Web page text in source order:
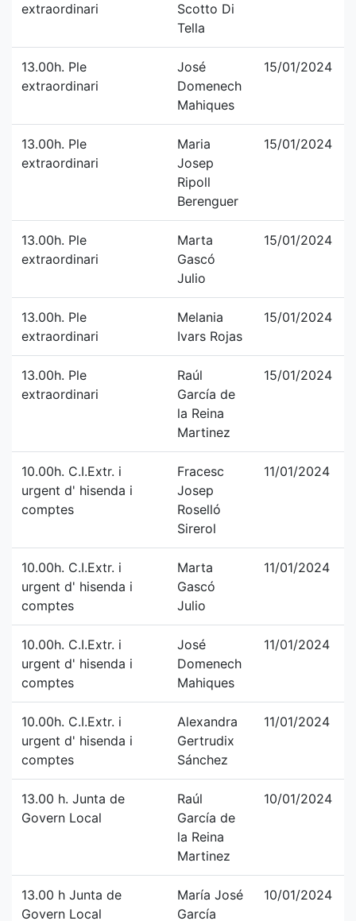
extraordinari
Scotto Di
Tella
13.00h. Ple
extraordinari
José
Domenech
Mahiques
15/01/2024
13.00h. Ple
extraordinari
Maria
Josep
Ripoll
Berenguer
15/01/2024
13.00h. Ple
extraordinari
Marta
Gascó
Julio
15/01/2024
13.00h. Ple
extraordinari
Melania
Ivars Rojas
15/01/2024
13.00h. Ple
extraordinari
Raúl
García de
la Reina
Martinez
15/01/2024
10.00h. C.I.Extr. i
urgent d' hisenda i
comptes
Fracesc
Josep
Roselló
Sirerol
11/01/2024
10.00h. C.I.Extr. i
urgent d' hisenda i
comptes
Marta
Gascó
Julio
11/01/2024
10.00h. C.I.Extr. i
urgent d' hisenda i
comptes
José
Domenech
Mahiques
11/01/2024
10.00h. C.I.Extr. i
urgent d' hisenda i
comptes
Alexandra
Gertrudix
Sánchez
11/01/2024
13.00 h. Junta de
Govern Local
Raúl
García de
la Reina
Martinez
10/01/2024
13.00 h Junta de
Govern Local
María José
García
10/01/2024